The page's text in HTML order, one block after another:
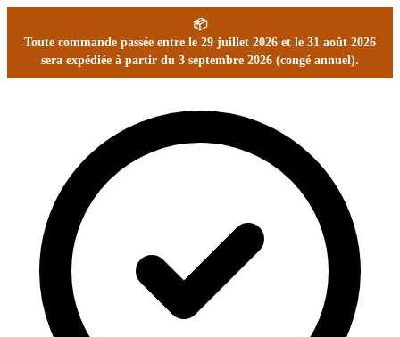
📦
Toute commande passée entre le 29 juillet 2026 et le 31 août 2026
sera expédiée à partir du 3 septembre 2026 (congé annuel).